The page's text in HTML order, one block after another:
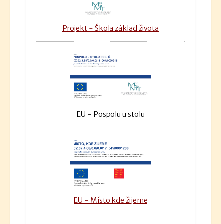
Projekt - Škola základ života
EU - Pospolu u stolu
EU - Místo kde žijeme